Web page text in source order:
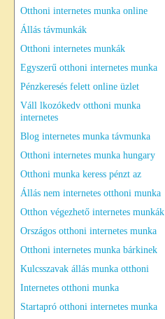
Otthoni internetes munka online
Állás távmunkák
Otthoni internetes munkák
Egyszerű otthoni internetes munka
Pénzkeresés felett online üzlet
Váll lkozókedv otthoni munka
internetes
Blog internetes munka távmunka
Otthoni internetes munka hungary
Otthoni munka keress pénzt az
Állás nem internetes otthoni munka
Otthon végezhető internetes munkák
Országos otthoni internetes munka
Otthoni internetes munka bárkinek
Kulcsszavak állás munka otthoni
Internetes otthoni munka
Startapró otthoni internetes munka